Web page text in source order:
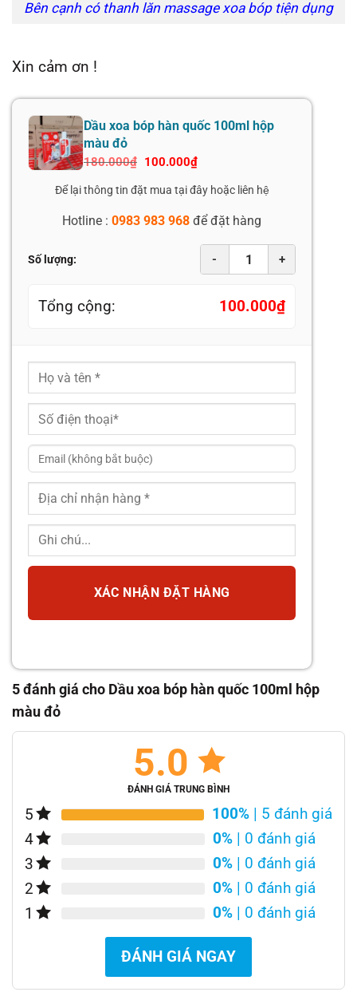
Bên cạnh có thanh lăn massage xoa bóp tiện dụng
Xin cảm ơn !
Dầu xoa bóp hàn quốc 100ml hộp
màu đỏ
180.000₫ Giá
là:
180.000₫.
100.000₫Giá
hiện
tại
là:
Để lại thông tin đặt mua tại đây hoặc liên hệ
Hotline :0983 983 968 để đặt hàng
Số lượng: - +
Tổng cộng: 100.000₫
XÁC NHẬN ĐẶT HÀNG
5 đánh giá cho Dầu xoa bóp hàn quốc 100ml hộp
màu đỏ
5.0
ĐÁNH GIÁ TRUNG BÌNH
5 100% | 5 đánh giá
4
0% | 0 đánh giá
3
0% | 0 đánh giá
2
0% | 0 đánh giá
1
0% | 0 đánh giá
ĐÁNH GIÁ NGAY